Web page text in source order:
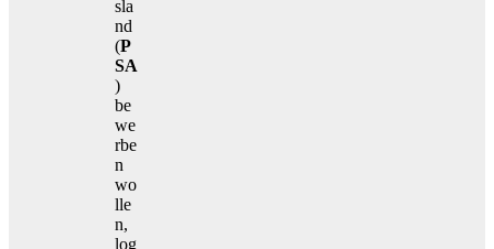
sla
nd
(P
SA
)
be
we
rbe
n
wo
lle
n,
log